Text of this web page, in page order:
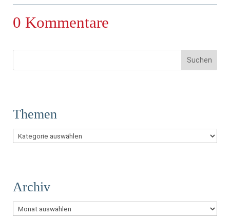
0 Kommentare
Themen
Themen
Archiv
Archiv